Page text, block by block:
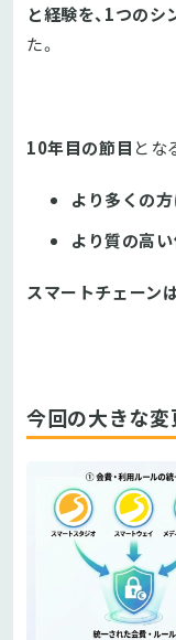
と経験を、1つの
た。
10年目の節目 とな
より多くの
より質の高
スマートチェーン
今回の大きな変